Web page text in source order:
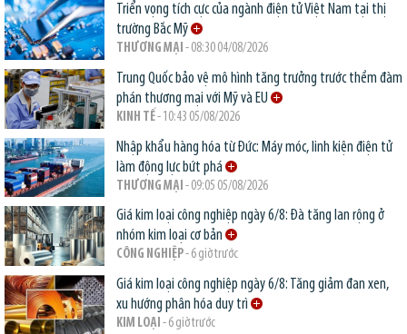
Triển vọng tích cực của ngành điện tử Việt Nam tại thị
trường Bắc Mỹ
THƯƠNG MẠI - 08:30 04/08/2026
Trung Quốc bảo vệ mô hình tăng trưởng trước thềm đàm
phán thương mại với Mỹ và EU
KINH TẾ- 10:43 05/08/2026
Nhập khẩu hàng hóa từ Đức: Máy móc, linh kiện điện tử
làm động lực bứt phá
THƯƠNG MẠI - 09:05 05/08/2026
Giá kim loại công nghiệp ngày 6/8: Đà tăng lan rộng ở
nhóm kim loại cơ bản
CÔNG NGHIỆP- 6 giờ trước
Giá kim loại công nghiệp ngày 6/8: Tăng giảm đan xen,
xu hướng phân hóa duy trì
KIM LOẠI - 6 giờ trước